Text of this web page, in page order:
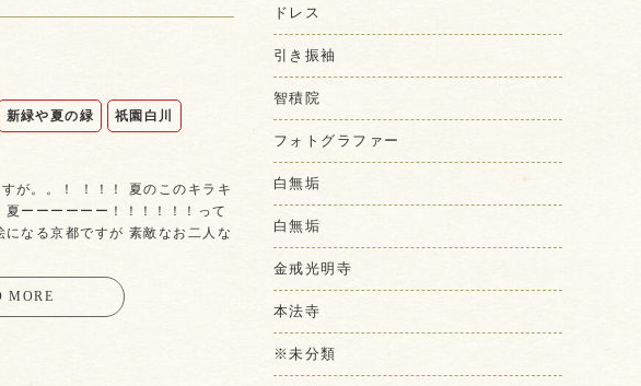
新緑や夏の緑 祇園白川
が。。！ ！！！ 夏のこのキラキ
ーーーーーー！！！！！！って
なる京都ですが 素敵なお二人な
MORE
ドレス
引き振袖
智積院
フォトグラファー
白無垢
白無垢
金戒光明寺
本法寺
※未分類